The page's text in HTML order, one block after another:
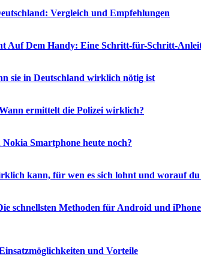
Vergleich und Empfehlungen
Auf Dem Handy: Eine Schritt-für-Schritt-
sie in Deutschland wirklich nötig ist
ermittelt die Polizei wirklich?
Smartphone heute noch?
kann, für wen es sich lohnt und worauf du
schnellsten Methoden für Android und iPhone
und Vorteile